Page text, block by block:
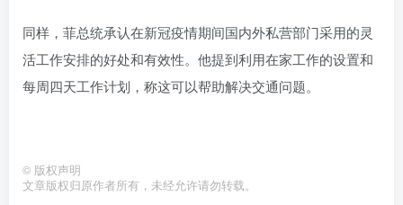
同样，菲总统承认在新冠疫情期间国内外私营部门采用的灵
活工作安排的好处和有效性。他提到利用在家工作的设置和
每周四天工作计划，称这可以帮助解决交通问题。
© 版权声明
文章版权归原作者所有，未经允许请勿转载。